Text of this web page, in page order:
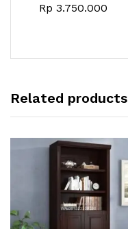
Rp 3.750.000
Related products